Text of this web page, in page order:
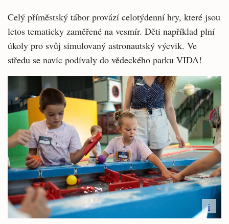
Celý příměstský tábor provází celotýdenní hry, které jsou
letos tematicky zaměřené na vesmír. Děti například plní
úkoly pro svůj simulovaný astronautský výcvik. Ve
středu se navíc podívaly do vědeckého parku VIDA!
i